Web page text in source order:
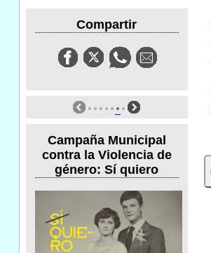
Compartir
Campaña Municipal
contra la Violencia de
género: Sí quiero